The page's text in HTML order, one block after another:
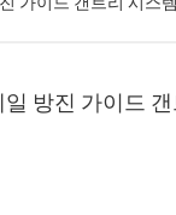
방진 가이드